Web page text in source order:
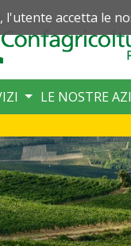
LE NOSTRE
accetta le